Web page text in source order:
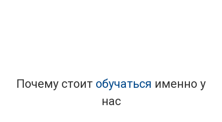
Почему стоит обучаться именно у
нас